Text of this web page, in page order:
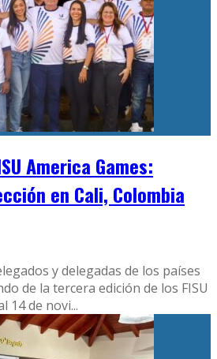
America Games:
en Cali, Colombia
y delegadas de los países
de la tercera edición de los FISU
14 de novi...